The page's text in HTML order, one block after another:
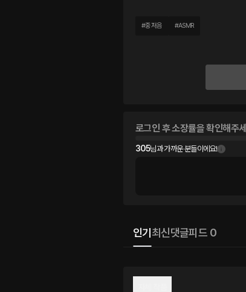
#중저음 #ASMR
로그인 후 소장률을 확인해주
305님과 가까운 분들이에요!
인기 최신댓글피드 0